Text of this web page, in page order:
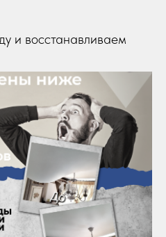
и восстанавливаем